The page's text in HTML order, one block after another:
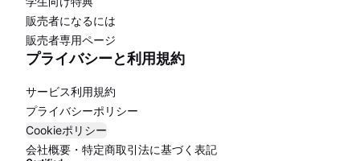
販売者になるには
販売者専用ページ
プライバシーと利用規約
サービス利用規約
プライバシーポリシー
Cookieポリシー
会社概要・特定商取引法に基づく表記